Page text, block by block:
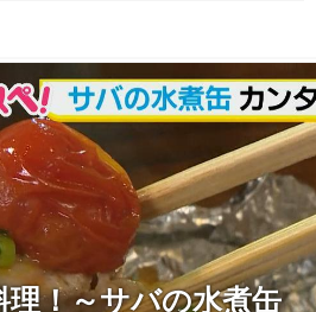
理！～サバの水煮缶